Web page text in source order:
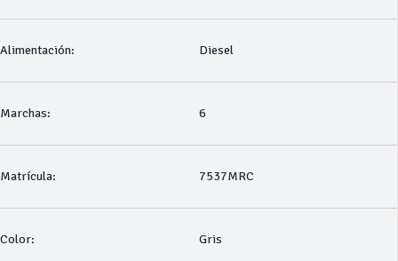
Alimentación: Diesel
Marchas: 6
Matrícula: 7537MRC
Color: Gris